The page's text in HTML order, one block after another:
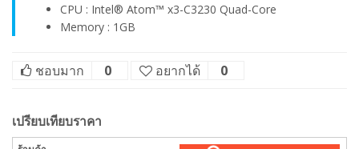
CPU : Intel® Atom™ x3-C3230 Quad-Core
Memory : 1GB
ชอบมาก 0 อยากได้ 0
เปรียบเทียบราคา